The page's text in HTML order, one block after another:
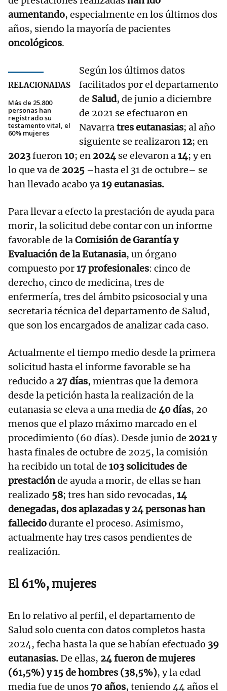
aumentando, especialmente en los últimos dos
años, siendo la mayoría de pacientes
oncológicos.
RELACIONADAS
Más de 25.800
personas han
registrado su
testamento vital, el
60% mujeres
Según los últimos datos
facilitados por el departamento
de Salud, de junio a diciembre
de 2021 se efectuaron en
Navarratres eutanasias; al año
siguiente se realizaron12; en
2023fueron10; en 2024 se elevaron a14; y en
lo que va de 2025 –hasta el 31 de octubre– se
han llevado acabo ya19 eutanasias.
Para llevar a efecto la prestación de ayuda para
morir, la solicitud debe contar con un informe
favorable de laComisión de Garantía y
Evaluación de la Eutanasia, un órgano
compuesto por17 profesionales: cinco de
derecho, cinco de medicina, tres de
enfermería, tres del ámbito psicosocial y una
secretaria técnica del departamento de Salud,
que son los encargados de analizar cada caso.
Actualmente el tiempo medio desde la primera
solicitud hasta el informe favorable se ha
reducido a 27 días, mientras que la demora
desde la petición hasta la realización de la
eutanasia se eleva a una media de 40 días, 20
menos que el plazo máximo marcado en el
procedimiento (60 días). Desde junio de 2021y
hasta finales de octubre de 2025, la comisión
ha recibido un total de 103 solicitudes de
prestaciónde ayuda a morir, de ellas se han
realizado 58; tres han sido revocadas, 14
denegadas, dos aplazadas y 24 personas han
fallecidodurante el proceso. Asimismo,
actualmente hay tres casos pendientes de
realización.
El 61%, mujeres
En lo relativo al perfil, el departamento de
Salud solo cuenta con datos completos hasta
2024, fecha hasta la que se habían efectuado 39
eutanasias.De ellas, 24 fueron de mujeres
(61,5%) y 15 de hombres (38,5%), y la edad
media fue de unos 70 años, teniendo 44 años el